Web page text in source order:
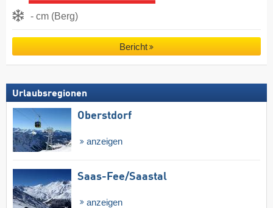
- cm (Berg)
Bericht
Urlaubsregionen
Oberstdorf
anzeigen
Saas-Fee/​Saastal
anzeigen